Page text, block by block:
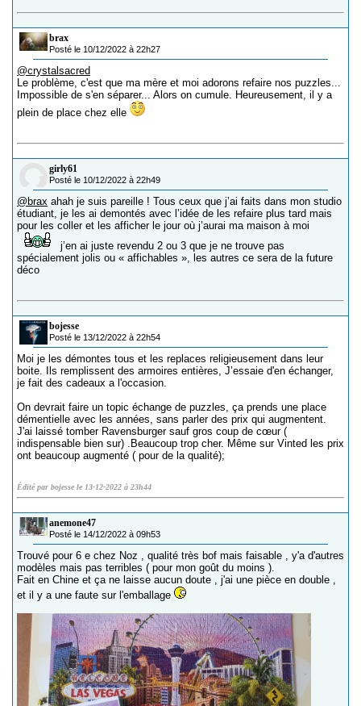
brax
Posté le 10/12/2022 à 22h27
@crystalsacred
Le problème, c'est que ma mère et moi adorons refaire nos puzzles...
Impossible de s'en séparer... Alors on cumule. Heureusement, il y a
plein de place chez elle
girly61
Posté le 10/12/2022 à 22h49
@brax ahah je suis pareille ! Tous ceux que j’ai faits dans mon studio
étudiant, je les ai demontés avec l’idée de les refaire plus tard mais
pour les coller et les afficher le jour où j’aurai ma maison à moi
j’en ai juste revendu 2 ou 3 que je ne trouve pas
spécialement jolis ou « affichables », les autres ce sera de la future
déco
bojesse
Posté le 13/12/2022 à 22h54
Moi je les démontes tous et les replaces religieusement dans leur
boite. Ils remplissent des armoires entières, J’essaie d'en échanger,
je fait des cadeaux a l'occasion.
On devrait faire un topic échange de puzzles, ça prends une place
démentielle avec les années, sans parler des prix qui augmentent.
J'ai laissé tomber Ravensburger sauf gros coup de cœur (
indispensable bien sur) .Beaucoup trop cher. Même sur Vinted les prix
ont beaucoup augmenté ( pour de la qualité);
Édité par bojesse le 13-12-2022 à 23h44
anemone47
Posté le 14/12/2022 à 09h53
Trouvé pour 6 e chez Noz , qualité très bof mais faisable , y'a d'autres
modèles mais pas terribles ( pour mon goût du moins ).
Fait en Chine et ça ne laisse aucun doute , j'ai une pièce en double ,
et il y a une faute sur l'emballage